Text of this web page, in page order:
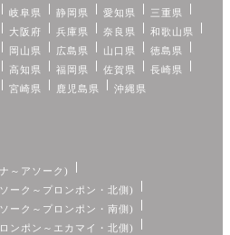
岐阜県 静岡県 愛知県
三重県
大阪府 兵庫県 奈良県
和歌山県
岡山県 広島県 山口県
徳島県
高知県 福岡県 佐賀県
長崎県
宮崎県 鹿児島県 沖縄県
～アソーク)
ーク～プロンポン・北側)
ーク～プロンポン・南側)
ンポン～エカマイ・北側)